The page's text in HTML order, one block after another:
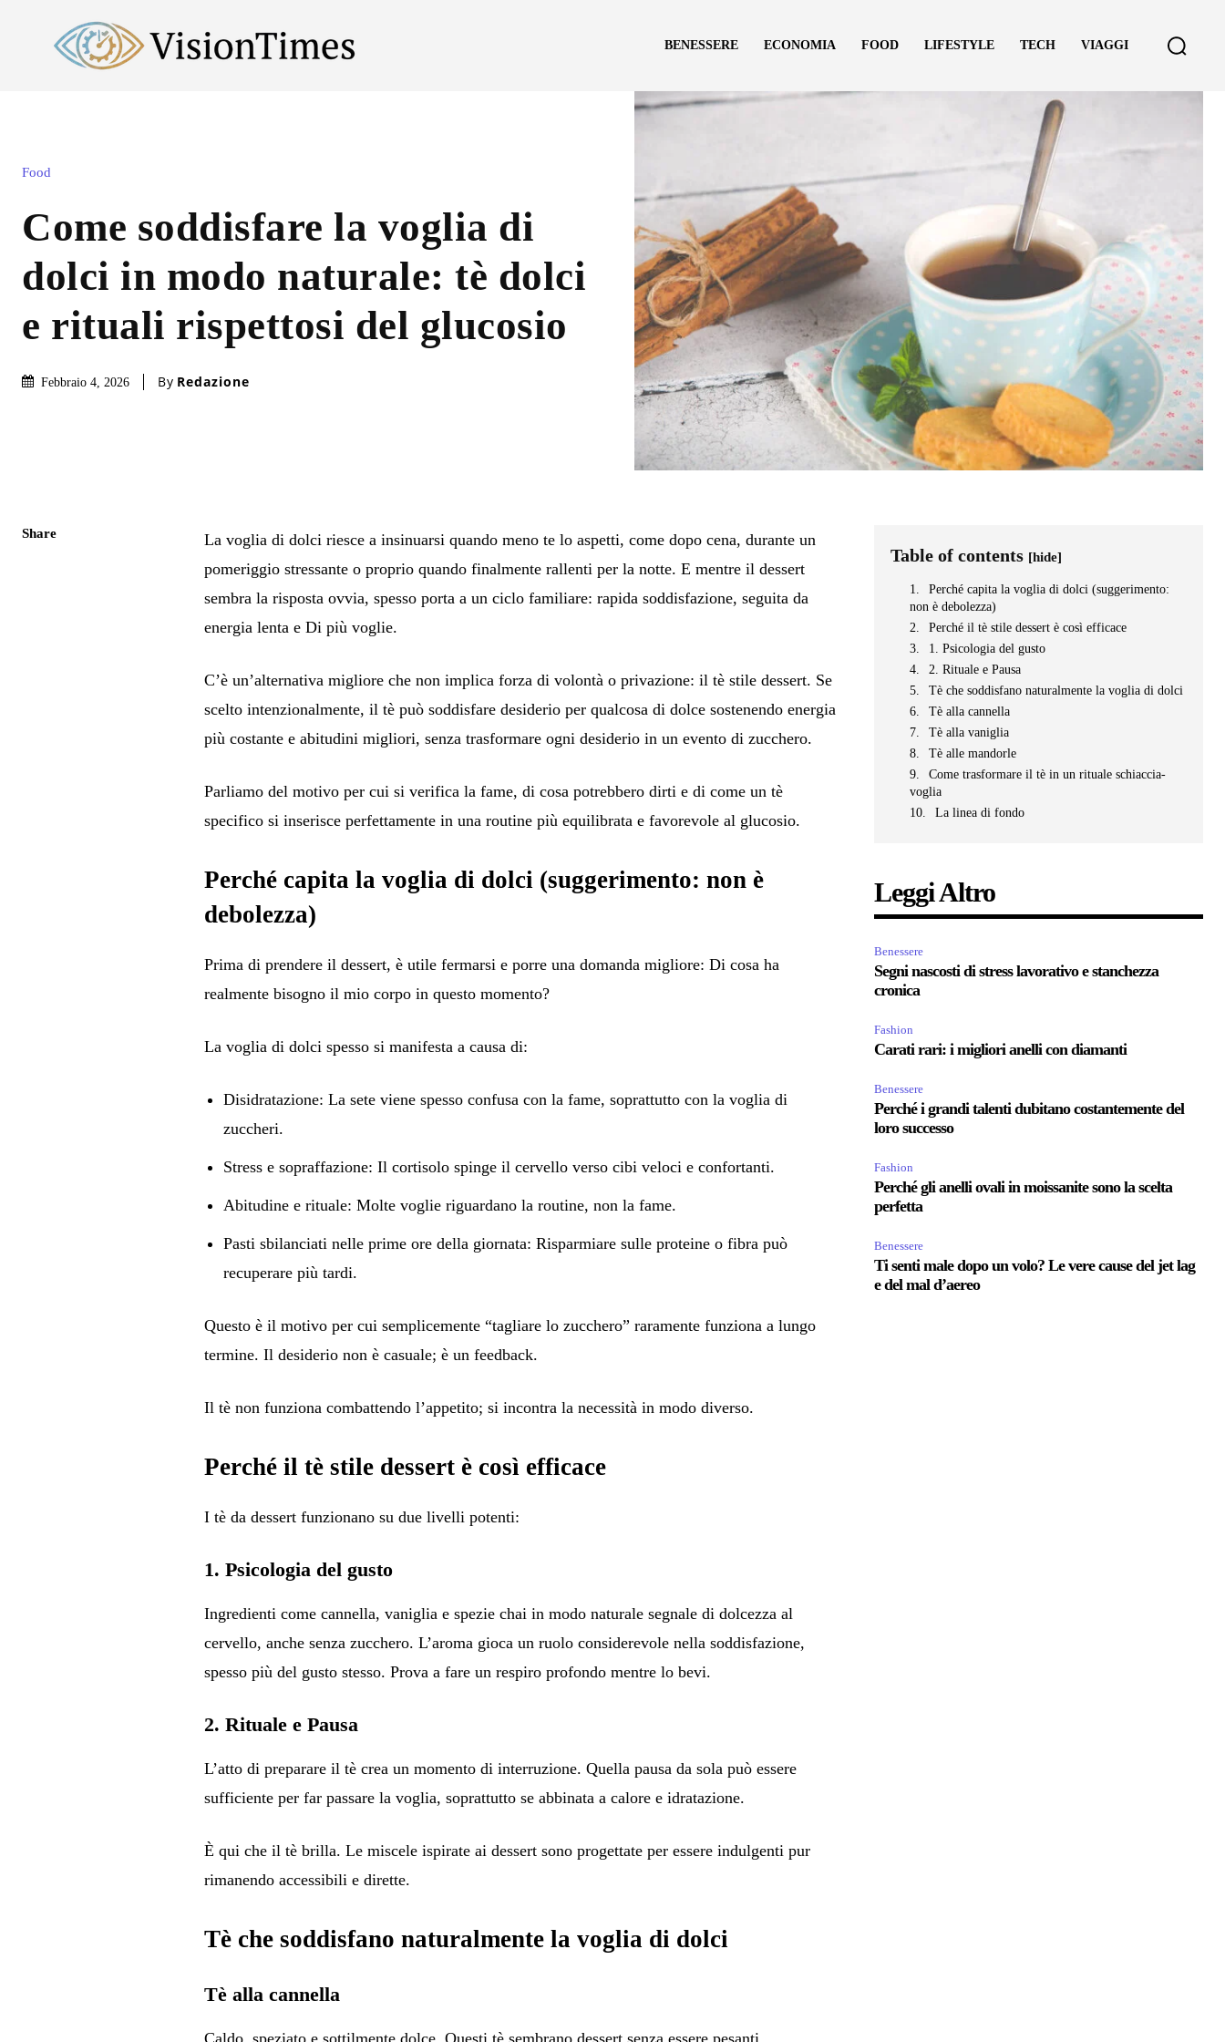
BENESSERE ECONOMIA FOOD LIFESTYLE TECH VIAGGI
Food
Come soddisfare la voglia di
dolci in modo naturale: tè dolci
e rituali rispettosi del glucosio
Febbraio 4, 2026 By Redazione
Share
La voglia di dolci riesce a insinuarsi quando meno te lo aspetti, come dopo cena, durante un
pomeriggio stressante o proprio quando finalmente rallenti per la notte. E mentre il dessert
sembra la risposta ovvia, spesso porta a un ciclo familiare: rapida soddisfazione, seguita da
energia lenta eDi più voglie.
C’è un’alternativa migliore che non implica forza di volontà o privazione: il tè stile dessert. Se
scelto intenzionalmente, il tè può soddisfaredesiderio per qualcosa di dolce sostenendo energia
più costante e abitudini migliori, senza trasformare ogni desiderio in un evento di zucchero.
Parliamo del motivo per cui si verifica la fame, di cosa potrebbero dirti e di come un tè
specifico si inserisce perfettamente in una routine più equilibrata e favorevole al glucosio.
Perché capita la voglia di dolci (suggerimento: non è
debolezza)
Prima di prendere il dessert, è utile fermarsi e porre una domanda migliore:Di cosa ha
realmente bisogno il mio corpo in questo momento?
La voglia di dolci spesso si manifesta a causa di:
Disidratazione: La sete viene spesso confusa con la fame, soprattutto con la voglia di
zuccheri.
Stress e sopraffazione: Il cortisolo spinge il cervello verso cibi veloci e confortanti.
Abitudine e rituale: Molte voglie riguardano la routine, non la fame.
Pasti sbilanciati nelle prime ore della giornata: Risparmiare sulle proteine ​​ofibra può
recuperare più tardi.
Questo è il motivo per cui semplicemente “tagliare lo zucchero” raramente funziona a lungo
termine. Il desiderio non è casuale; è un feedback.
Il tè non funziona combattendo l’appetito; si incontra la necessità in modo diverso.
Perché il tè stile dessert è così efficace
I tè da dessert funzionano su due livelli potenti:
1. Psicologia del gusto
Ingredienti come cannella, vaniglia e spezie chai in modo naturalesegnale di dolcezza al
cervello, anche senza zucchero. L’aroma gioca un ruolo considerevole nella soddisfazione,
spesso più del gusto stesso. Prova a fare un respiro profondo mentre lo bevi.
2. Rituale e Pausa
L’atto di preparare il tè crea un momento di interruzione. Quella pausa da sola può essere
sufficiente per far passare la voglia, soprattutto se abbinata a calore e idratazione.
È qui che il tè brilla. Le miscele ispirate ai dessert sono progettate per essere indulgenti pur
rimanendo accessibili e dirette.
Tè che soddisfano naturalmente la voglia di dolci
Tè alla cannella
Caldo, speziato e sottilmente dolce. Questi tè sembrano dessert senza essere pesanti.
Table of contents [hide]
Perché capita la voglia di dolci (suggerimento:
non è debolezza)
Perché il tè stile dessert è così efficace
1. Psicologia del gusto
2. Rituale e Pausa
Tè che soddisfano naturalmente la voglia di dolci
Tè alla cannella
Tè alla vaniglia
Tè alle mandorle
Come trasformare il tè in un rituale schiaccia-
voglia
La linea di fondo
Leggi Altro
Benessere
Segni nascosti di stress lavorativo e stanchezza
cronica
Fashion
Carati rari: i migliori anelli con diamanti
Benessere
Perché i grandi talenti dubitano costantemente del
loro successo
Fashion
Perché gli anelli ovali in moissanite sono la scelta
perfetta
Benessere
Ti senti male dopo un volo? Le vere cause del jet lag
e del mal d’aereo